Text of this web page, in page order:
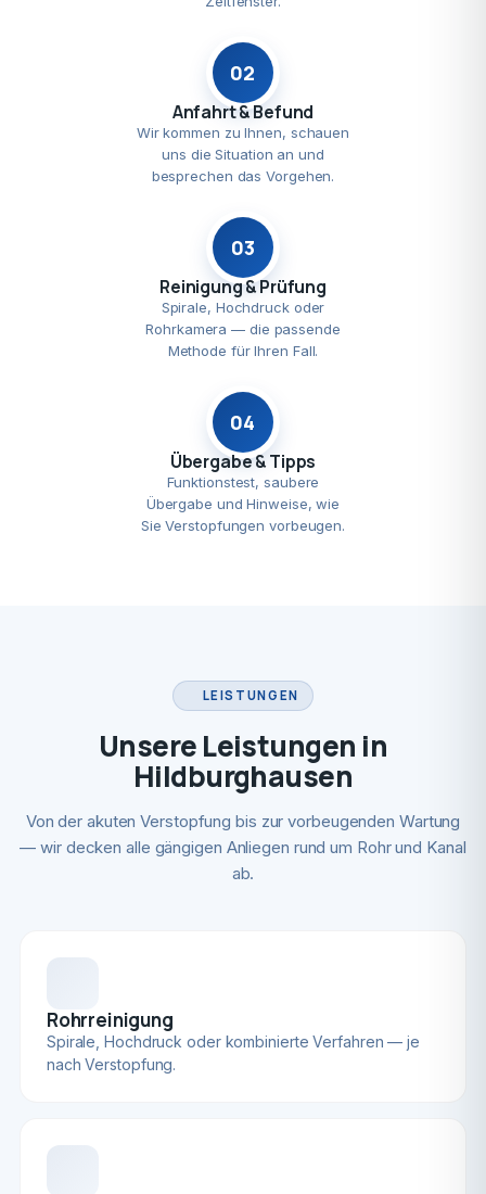
02
Anfahrt & Befund
Wir kommen zu Ihnen, schauen
uns die Situation an und
besprechen das Vorgehen.
03
Reinigung & Prüfung
Spirale, Hochdruck oder
Rohrkamera — die passende
Methode für Ihren Fall.
04
Übergabe & Tipps
Funktionstest, saubere
Übergabe und Hinweise, wie
Sie Verstopfungen vorbeugen.
LEISTUNGEN
Unsere Leistungen in
Hildburghausen
Von der akuten Verstopfung bis zur vorbeugenden Wartung
— wir decken alle gängigen Anliegen rund um Rohr und Kanal
ab.
Rohrreinigung
Spirale, Hochdruck oder kombinierte Verfahren — je
nach Verstopfung.